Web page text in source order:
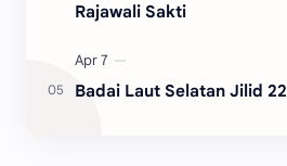
Rajawali Sakti
Badai Laut Selatan Jilid 22